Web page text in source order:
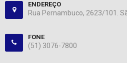
ENDEREÇO
Rua Pernambuco, 2623/101.
FONE
(51) 3076-7800